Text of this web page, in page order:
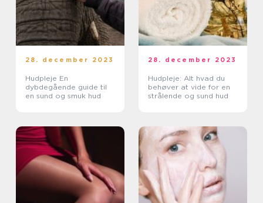
28. december 2023
Hudpleje En
dybdegående guide til
en sund og smuk hud
28. december 2023
Hudpleje: Alt hvad du
behøver at vide for en
strålende og sund hud